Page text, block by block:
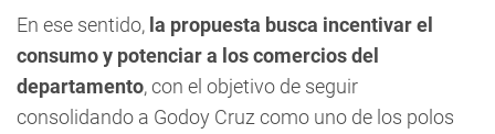
En ese sentido, la propuesta busca incentivar el
consumo y potenciar a los comercios del
departamento, con el objetivo de seguir
consolidando a Godoy Cruz como uno de los polos